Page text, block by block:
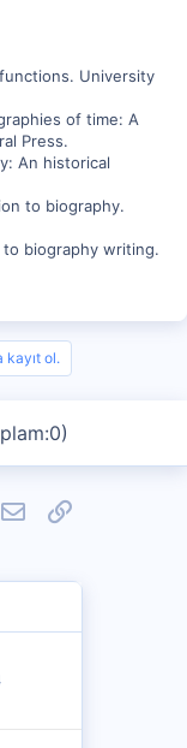
University
of time: A
Press.
An historical
to biography.
to biography writing.
ol.
E-postaLink